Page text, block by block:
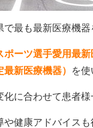
で最も最新医療機器
ポーツ選手愛用最新
新医療機器）
を使
化に合わせて患者
や健康アドバイスも